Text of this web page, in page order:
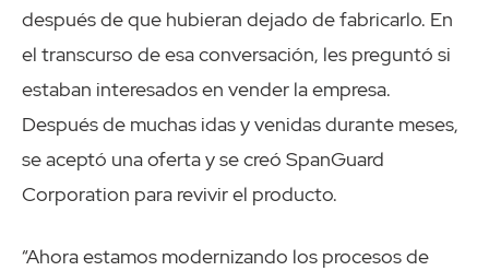
después de que hubieran dejado de fabricarlo. En
el transcurso de esa conversación, les preguntó si
estaban interesados en vender la empresa.
Después de muchas idas y venidas durante meses,
se aceptó una oferta y se creó SpanGuard
Corporation para revivir el producto.
“Ahora estamos modernizando los procesos de